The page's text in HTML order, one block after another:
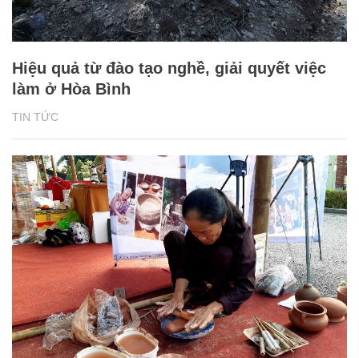
TIN TỨC
Hiệu quả từ đào tạo nghề, giải quyết việc
làm ở Hòa Bình